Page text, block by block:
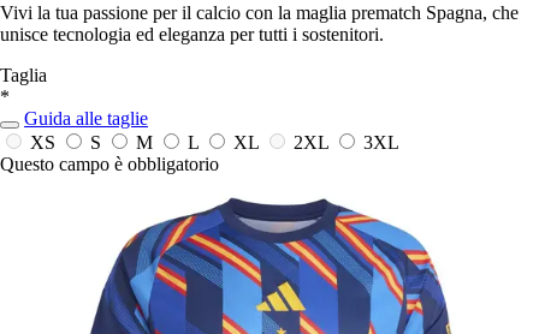
Vivi la tua passione per il calcio con la maglia prematch Spagna, che
unisce tecnologia ed eleganza per tutti i sostenitori.
Taglia
*
Guida alle taglie
XS
S M L XL 2XL
3XL
Questo campo è obbligatorio